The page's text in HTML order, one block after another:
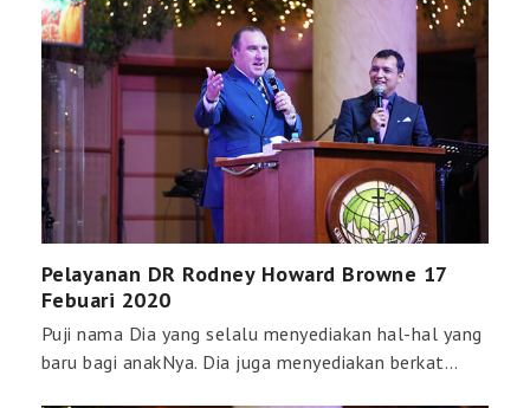
Pelayanan DR Rodney Howard Browne 17
Febuari 2020
Puji nama Dia yang selalu menyediakan hal-hal yang
baru bagi anakNya. Dia juga menyediakan berkat…